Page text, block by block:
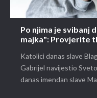
Po njima je svibanj
majka": Provjerite
Katolici danas slave
Gabrijel navijestio
danas imendan slave